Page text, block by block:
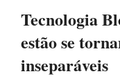
Tecnologia
estão se
inseparáveis